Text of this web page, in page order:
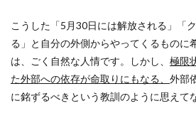
こうした「5月30日には解放される」「
る」と自分の外側からやってくるものに
は、ごく自然な人情です。しかし、 極限
た外部への依存が命取りにもなる、 外部
に銘ずるべきという教訓のように思えて